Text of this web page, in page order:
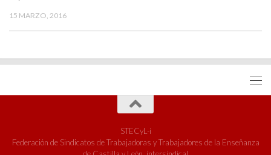
15 MARZO, 2016
STECyL-i
Federación de Sindicatos de Trabajadoras y Trabajadores de la Enseñanza